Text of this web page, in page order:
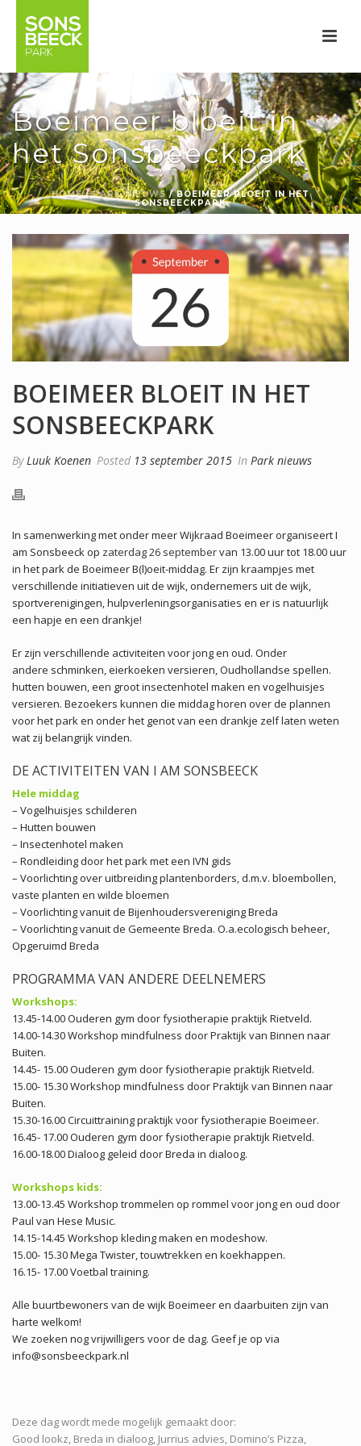
Boeimeer bloeit in
het Sonsbeeckpark
HOME/PARK NIEUWS/ BOEIMEER BLOEIT IN HET
SONSBEECKPARK
BOEIMEER BLOEIT IN HET
SONSBEECKPARK
ByLuuk Koenen Posted 13 september 2015 In Park nieuws
In samenwerking met onder meer Wijkraad Boeimeer organiseert I
am Sonsbeeck op zaterdag 26 septembervan 13.00 uur tot 18.00 uur
in het park de Boeimeer B(l)oeit-middag. Er zijn kraampjes met
verschillende initiatieven uit de wijk, ondernemers uit de wijk,
sportverenigingen, hulpverleningsorganisaties en er is natuurlijk
een hapje en een drankje!
Er zijn verschillende activiteiten voor jong en oud. Onder
andere schminken, eierkoeken versieren, Oudhollandse spellen.
hutten bouwen, een groot insectenhotel maken en vogelhuisjes
versieren. Bezoekers kunnen die middag horen over de plannen
voor het park en onder het genot van een drankje zelf laten weten
wat zij belangrijk vinden.
DE ACTIVITEITEN VAN I AM SONSBEECK
Hele middag
– Vogelhuisjes schilderen
– Hutten bouwen
– Insectenhotel maken
– Rondleiding door het park met een IVN gids
– Voorlichting over uitbreiding plantenborders, d.m.v. bloembollen,
vaste planten en wilde bloemen
– Voorlichting vanuit de Bijenhoudersvereniging Breda
– Voorlichting vanuit de Gemeente Breda. O.a.ecologisch beheer,
Opgeruimd Breda
PROGRAMMA VAN ANDERE DEELNEMERS
Workshops:
13.45-14.00 Ouderen gym door fysiotherapie praktijk Rietveld.
14.00-14.30 Workshop mindfulness door Praktijk van Binnen naar
Buiten.
14.45- 15.00 Ouderen gym door fysiotherapie praktijk Rietveld.
15.00- 15.30 Workshop mindfulness door Praktijk van Binnen naar
Buiten.
15.30-16.00 Circuittraining praktijk voor fysiotherapie Boeimeer.
16.45- 17.00 Ouderen gym door fysiotherapie praktijk Rietveld.
16.00-18.00 Dialoog geleid door Breda in dialoog.
Workshops kids:
13.00-13.45 Workshop trommelen op rommel voor jong en oud door
Paul van Hese Music.
14.15-14.45 Workshop kleding maken en modeshow.
15.00- 15.30 Mega Twister, touwtrekken en koekhappen.
16.15- 17.00 Voetbal training.
Alle buurtbewoners van de wijk Boeimeer en daarbuiten zijn van
harte welkom!
We zoeken nog vrijwilligers voor de dag. Geef je op via
info@sonsbeeckpark.nl
Deze dag wordt mede mogelijk gemaakt door:
Good lookz, Breda in dialoog, Jurrius advies, Domino’s Pizza,